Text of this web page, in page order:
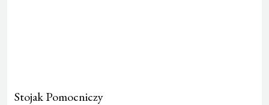
Stojak Pomocniczy